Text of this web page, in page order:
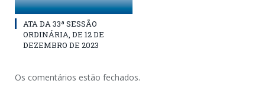
ATA DA 33ª SESSÃO
ORDINÁRIA, DE 12 DE
DEZEMBRO DE 2023
Os comentários estão fechados.